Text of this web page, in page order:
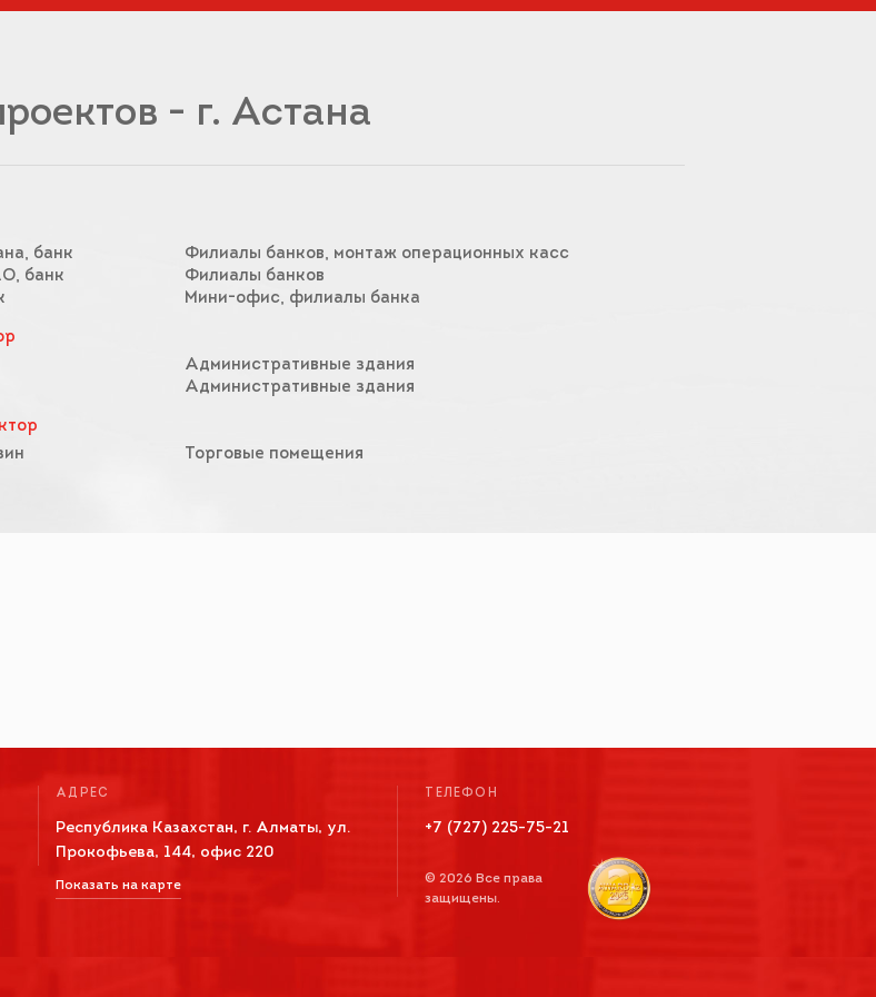
- г. Астана
банк
Филиалы банков, монтаж операционных касс
банк
Филиалы банков
Мини-офис, филиалы банка
Административные здания
Административные здания
Торговые помещения
АДРЕС
Республика Казахстан, г. Алматы, ул.
Прокофьева, 144, офис 220
Показать на карте
ТЕЛЕФОН
+7 (727) 225-75-21
© 2026 Все права
защищены.